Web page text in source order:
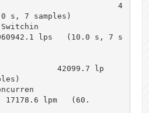
4
s, 7 samples)
Switchin
lps   (10.0 s, 7 s
42099.7 lp
17178.6 lpm   (60.